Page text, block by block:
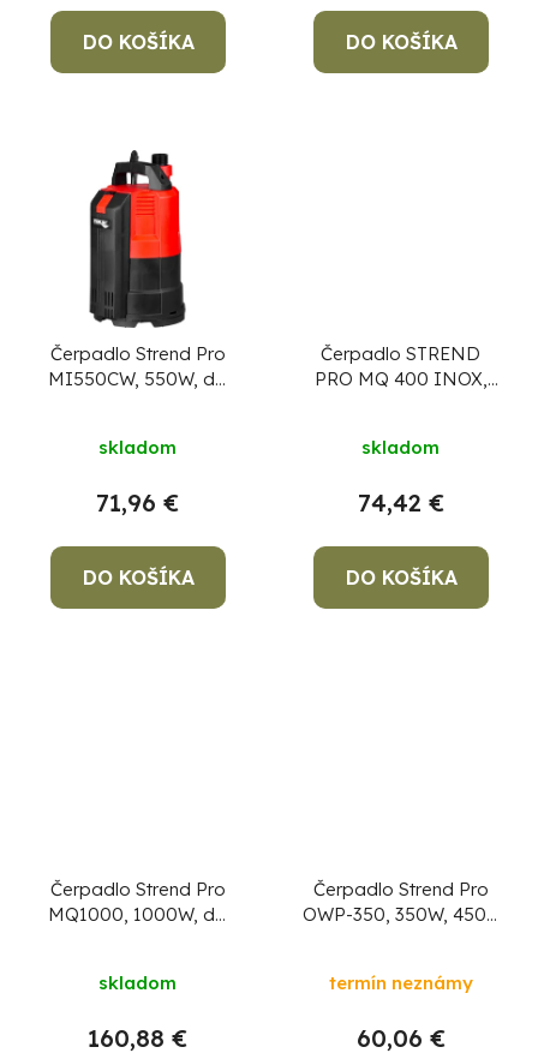
DO KOŠÍKA DO KOŠÍKA
Čerpadlo Strend Pro
MI550CW, 550W, do
integrovaný plavák
skladom
71,96 €
DO KOŠÍKA
Čerpadlo STREND
PRO MQ 400 INOX,
skladom
74,42 €
DO KOŠÍKA
Čerpadlo Strend Pro
MQ1000, 1000W, do
skladom
160,88 €
Čerpadlo Strend Pro
OWP-350, 350W, 4500
termín neznámy
60,06 €